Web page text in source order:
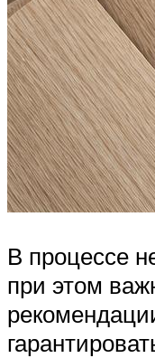
В процессе
при этом